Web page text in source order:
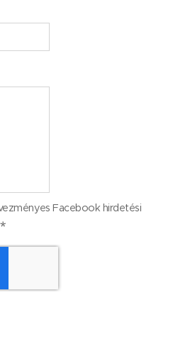
Facebook hirdetési